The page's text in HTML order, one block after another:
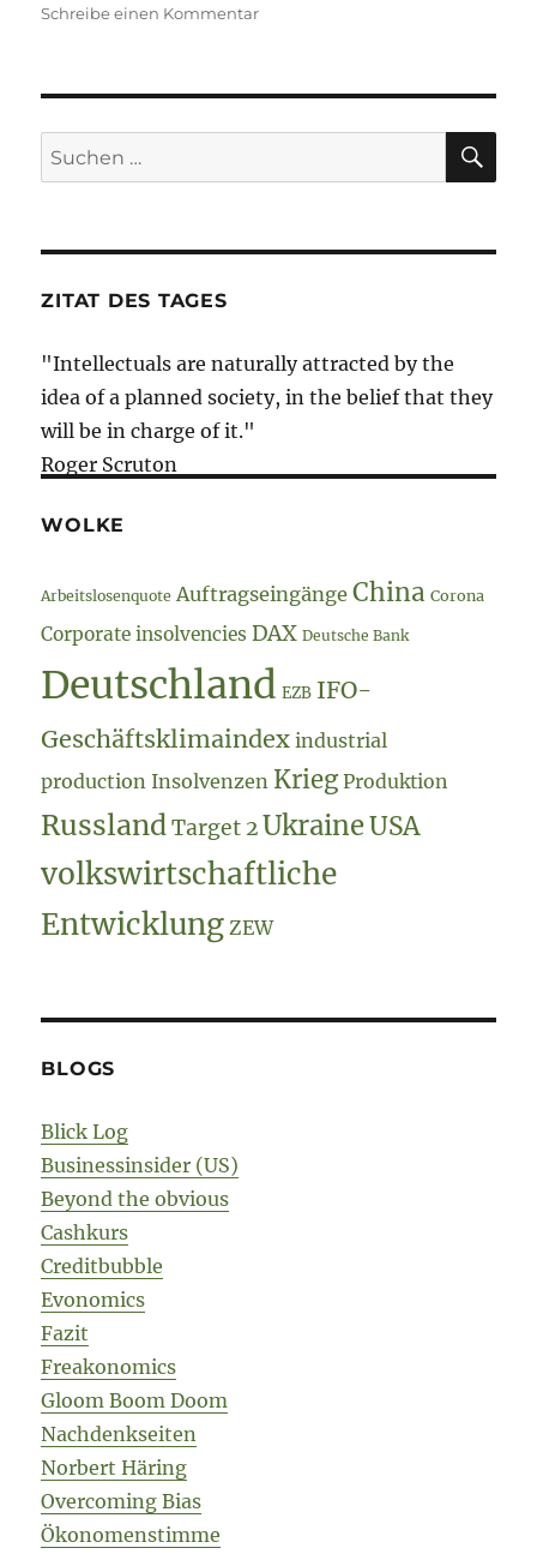
Schreibe einen Kommentarzu
Juni
–
Attacke
Suche
nach:
ZITAT DES TAGES
"Intellectuals are naturally attracted by the
idea of a planned society, in the belief that they
will be in charge of it."
Roger Scruton
WOLKE
Arbeitslosenquote Auftragseingänge China Corona
Corporate insolvencies DAX Deutsche Bank
Deutschland EZB IFO-
Geschäftsklimaindex industrial
production Insolvenzen Krieg Produktion
Russland Target 2 Ukraine USA
volkswirtschaftliche
Entwicklung ZEW
BLOGS
Blick Log
Businessinsider (US)
Beyond the obvious
Cashkurs
Creditbubble
Evonomics
Fazit
Freakonomics
Gloom Boom Doom
Nachdenkseiten
Norbert Häring
Overcoming Bias
Ökonomenstimme